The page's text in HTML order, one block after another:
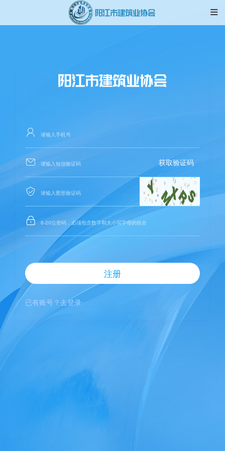


 获取验证码


注册
已有账号？去登录